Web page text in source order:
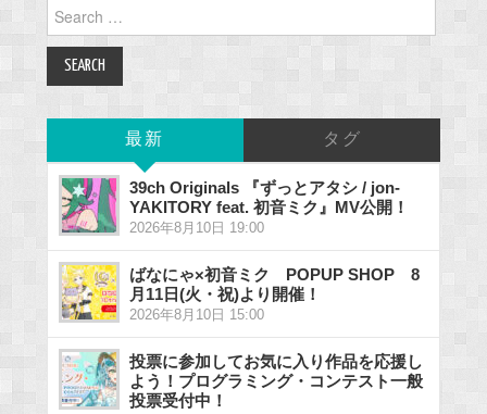
for:
最新 タグ
39ch Originals 『ずっとアタシ / jon-
YAKITORY feat. 初音ミク』MV公開！
2026年8月10日 19:00
ばなにゃ×初音ミク POPUP SHOP 8
月11日(火・祝)より開催！
2026年8月10日 15:00
投票に参加してお気に入り作品を応援し
よう！プログラミング・コンテスト一般
投票受付中！